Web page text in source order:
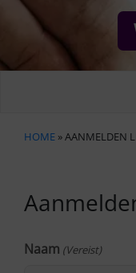
HOME » AANMELDEN
Naam (Vereist)